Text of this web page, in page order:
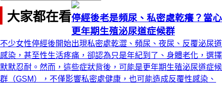
大家都在看停經後老是頻尿、私密處乾癢？當心
更年期生殖泌尿道症候群
不少女性停經後開始出現私密處乾澀、頻尿、夜尿、反覆泌尿道
感染，甚至性生活疼痛，卻認為只是年紀到了、身體老化，選擇
默默忍耐。然而，這些症狀背後，可能是更年期生殖泌尿道症候
群（GSM），不僅影響私密處健康，也可能造成反覆性感染、